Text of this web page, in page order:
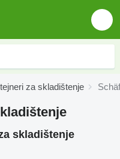
za skladištenje
skladištenje